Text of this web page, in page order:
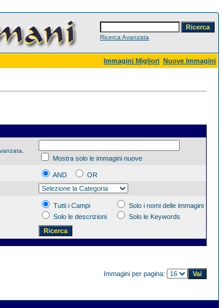
Ricerca Avanzata
Immagini Migliori Nuove Immagini
Mostra solo le immagini nuove
AND
OR
Tutti i Campi
Solo i nomi delle immagini
Solo le descrizioni
Solo le Keywords
Immagini per pagina: